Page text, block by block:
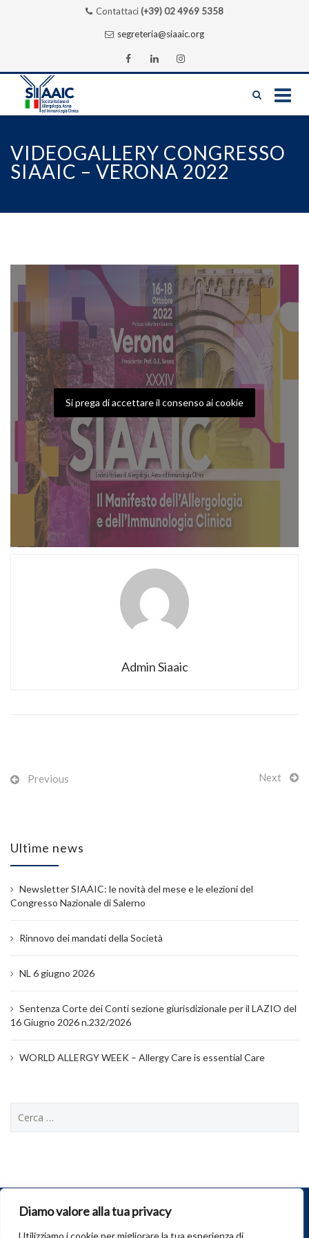
Diamo valore alla tua privacy
Utilizziamo i cookie per migliorare la tua esperienza di
Contattaci(+39) 02 4969 5358
segreteria@siaaic.org
content
VIDEOGALLERY CONGRESSO
SIAAIC – VERONA 2022
Si prega di accettare il consenso ai cookie
Admin Siaaic
Previous Next
Ultime news
Newsletter SIAAIC: le novità del mese e le elezioni del
Congresso Nazionale di Salerno
Rinnovo dei mandati della Società
NL 6 giugno 2026
Sentenza Corte dei Conti sezione giurisdizionale per il LAZIO del
16 Giugno 2026 n.232/2026
WORLD ALLERGY WEEK – Allergy Care is essential Care
per:
© 2026SIAAIC. Tutti i diritti riservati.